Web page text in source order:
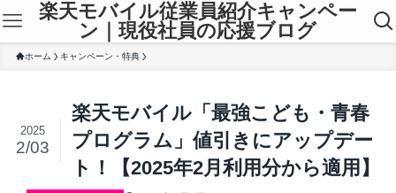
楽天モバイル従業員紹介キャンペー
ン｜現役社員の応援ブログ
ホーム キャンペーン・特典
楽天モバイル「最強こども・青春
プログラム」値引きにアップデー
ト！【2025年2月利用分から適用】
2025
2/03